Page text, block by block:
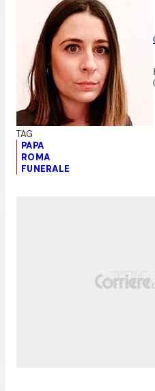
PAPA
ROMA
FUNERALE